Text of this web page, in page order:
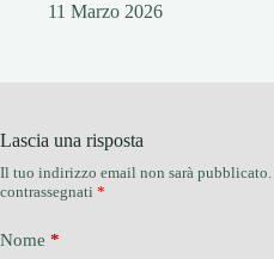
11 Marzo 2026
Lascia una risposta
Il tuo indirizzo email non sarà pubblicato.
contrassegnati *
Nome *